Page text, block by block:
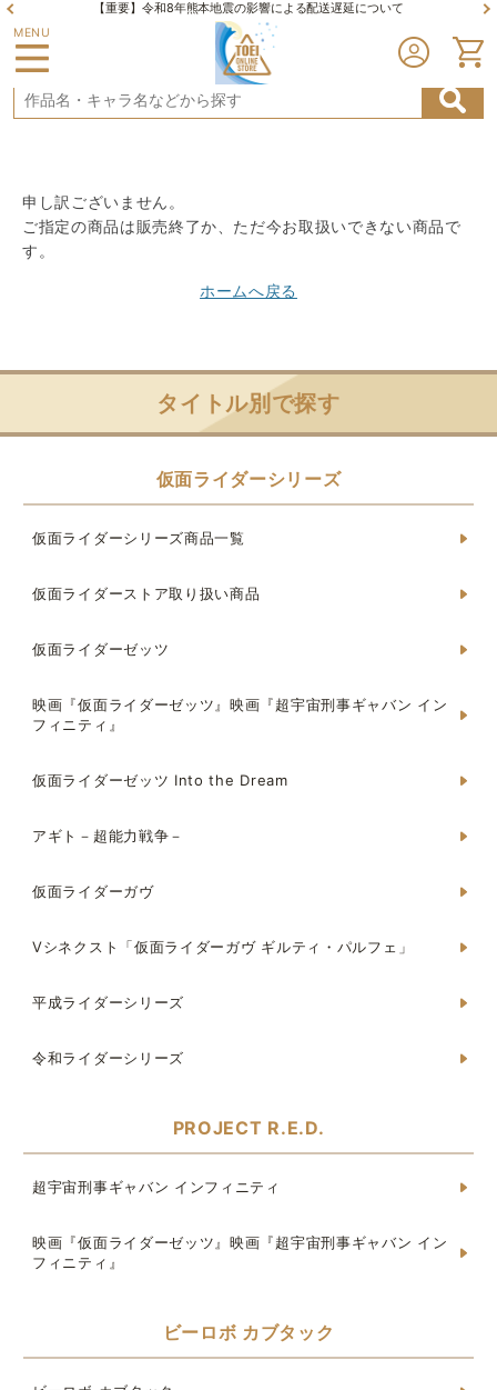
【重要】令和8年熊本地震の影響による配送遅延について
MENU
申し訳ございません。
ご指定の商品は販売終了か、ただ今お取扱いできない商品で
す。
ホームへ戻る
タイトル別で探す
仮面ライダーシリーズ
仮面ライダーシリーズ商品一覧
仮面ライダーストア取り扱い商品
仮面ライダーゼッツ
映画『仮面ライダーゼッツ』映画『超宇宙刑事ギャバン イン
フィニティ』
仮面ライダーゼッツ Into the Dream
アギト－超能力戦争－
仮面ライダーガヴ
Vシネクスト「仮面ライダーガヴ ギルティ・パルフェ」
平成ライダーシリーズ
令和ライダーシリーズ
PROJECT R.E.D.
超宇宙刑事ギャバン インフィニティ
映画『仮面ライダーゼッツ』映画『超宇宙刑事ギャバン イン
フィニティ』
ビーロボ カブタック